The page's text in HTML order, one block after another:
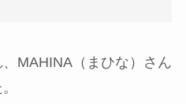
MAHINA（まひな）さん